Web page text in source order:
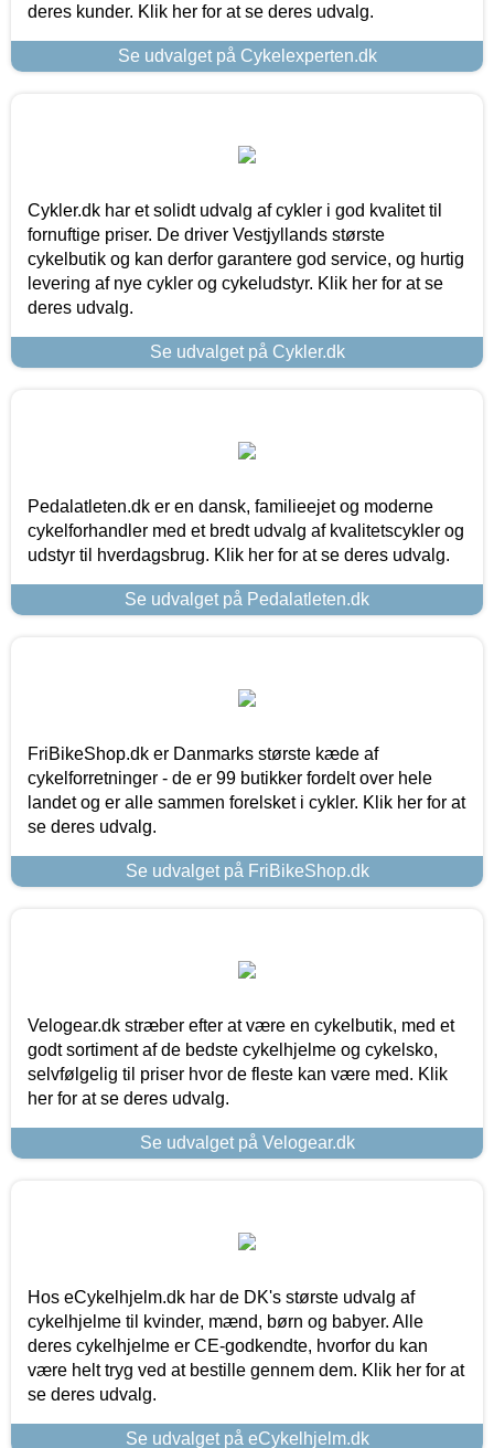
deres kunder. Klik her for at se deres udvalg.
Se udvalget på Cykelexperten.dk
Cykler.dk har et solidt udvalg af cykler i god kvalitet til
fornuftige priser. De driver Vestjyllands største
cykelbutik og kan derfor garantere god service, og hurtig
levering af nye cykler og cykeludstyr. Klik her for at se
deres udvalg.
Se udvalget på Cykler.dk
Pedalatleten.dk er en dansk, familieejet og moderne
cykelforhandler med et bredt udvalg af kvalitetscykler og
udstyr til hverdagsbrug. Klik her for at se deres udvalg.
Se udvalget på Pedalatleten.dk
FriBikeShop.dk er Danmarks største kæde af
cykelforretninger - de er 99 butikker fordelt over hele
landet og er alle sammen forelsket i cykler. Klik her for at
se deres udvalg.
Se udvalget på FriBikeShop.dk
Velogear.dk stræber efter at være en cykelbutik, med et
godt sortiment af de bedste cykelhjelme og cykelsko,
selvfølgelig til priser hvor de fleste kan være med. Klik
her for at se deres udvalg.
Se udvalget på Velogear.dk
Hos eCykelhjelm.dk har de DK's største udvalg af
cykelhjelme til kvinder, mænd, børn og babyer. Alle
deres cykelhjelme er CE-godkendte, hvorfor du kan
være helt tryg ved at bestille gennem dem. Klik her for at
se deres udvalg.
Se udvalget på eCykelhjelm.dk